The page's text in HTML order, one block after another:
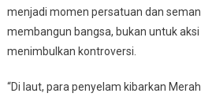
menjadi momen persatuan dan
membangun bangsa, bukan untuk
menimbulkan kontroversi.
“Di laut, para penyelam kibarkan